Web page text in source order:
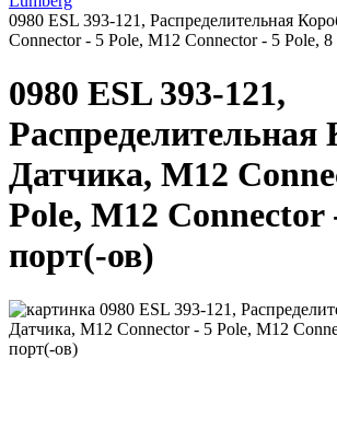
0980 ESL 393-121, Распределительная
Connector - 5 Pole, M12 Connector - 5 Pole,
0980 ESL 393-121,
Распределительная
Датчика, M12
Pole, M12 Connector
порт(-ов)